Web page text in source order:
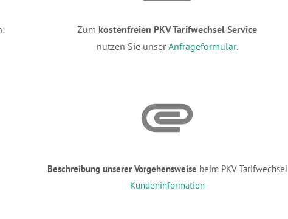
Zum kostenfreien PKV Tarifwechsel Service
nutzen Sie unserAnfrageformular.
Beschreibung unserer Vorgehensweise beim PKV Tarifwechsel
Kundeninformation